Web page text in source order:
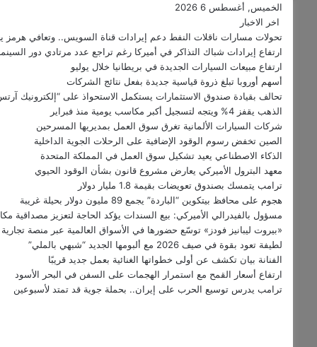
الخميس, أغسطس 6 2026
اخر الاخبار
تحولات مسارات ناقلات النفط دعم إيرادات قناة السويس.. وتعافي هرمز يحتاج 6
ارتفاع إيرادات شباك التذاكر في أميركا رغم تراجع عدد مرتادي دور
ارتفاع مبيعات السيارات الجديدة في بريطانيا خلال يوليو
أسهم أوروبا تبلغ ذروة قياسية جديدة بفعل نتائج الشركات
تحالف بقيادة صندوق الاستثمارات يستكمل الاستحواذ على “إلكترونيك
الذهب يقفز 4% ويتجه لتسجيل أكبر مكاسب يومية منذ فبراير
شركات السيارات الألمانية تغرق سوق العمل بمديريها المسرحين
الصين تخفض رسوم الوقود الإضافية على الرحلات الجوية الداخلية
الذكاء الاصطناعي يعيد تشكيل سوق العمل في المملكة المتحدة
معهد البترول الأميركي يعارض مشروع قانون بشأن الوقود الحيوي
ترامب يتمسك بصندوق تعويضات بقيمة 1.8 مليار دولار
هجوم على محافظ بيتكوين “الباردة” يجمع 89 مليون دولار بحيلة غريبة
مسؤول بالفيدرالي الأميركي: بيع السندات يؤكد الحاجة لتعزيز مصداقية
«بيروت ليبانيز فودز» توسّع حضورها في الأسواق العالمية عبر منصة تجارية
لطيفة تعود بقوة في صيف 2026 مع ألبومها الجديد “شبهي بالملي”
الفنانة بيان تكشف عن أولى خطواتها الغنائية بعمل جديد قريبًا
ارتفاع أسعار القمح مع استمرار الهجمات على السفن في البحر الأسود
ترامب يدرس توسيع الحرب على إيران.. بحملة جوية قد تمتد لأسبوعين